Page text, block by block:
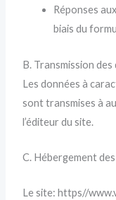
Réponses
biais du
B. Transmission
Les données à
sont transmises à
l’éditeur du site.
C. Hébergement
Le site: https//